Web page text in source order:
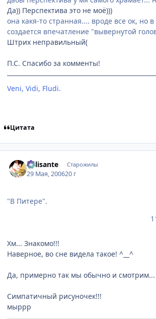
Да)) Перспектива это не моё)))
она какя-то странная.... вроде все ок, но в
создается впечатление "вывернутой
Штрих неправильный(
П.С. Спасибо за комменты!
Veni, Vidi, Fludi.
Цитата
Milisante Старожилы
29 Мая, 200620 г
"В Питере".
Хм... Знакомо!!!
Наверное, во сне видела такое! ^__^
Да, примерно так мы обычно и смотрим...
Симпатичный рисуночек!!!
мыррр